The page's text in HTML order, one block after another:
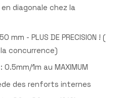
en diagonale chez la
mm - PLUS DE PRECISION ! (
concurrence)
1m au MAXIMUM
des renforts internes